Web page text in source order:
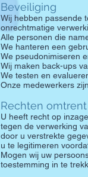
Beveiliging
Wij hebben passende
onrechtmatige
Alle personen die
We hanteren een
We pseudonimiseren
Wij maken back-ups
We testen en
Onze medewerkers
Rechten
U heeft recht op
tegen de verwerking
door u verstrekte
u te legitimeren
Mogen wij uw
toestemming in te